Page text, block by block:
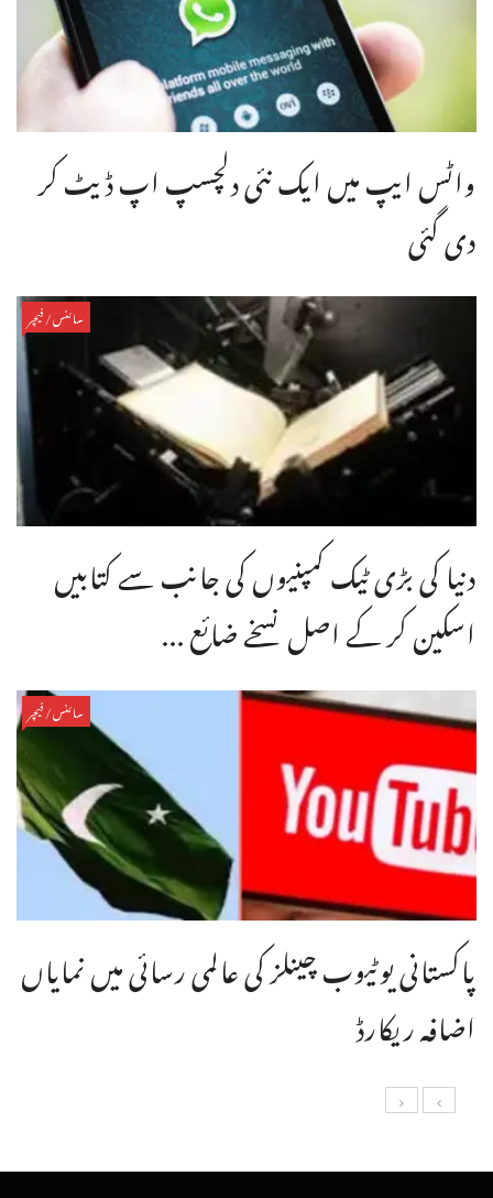
واٹس ایپ میں ایک نئی دلچسپ اپ ڈیٹ کر
دی گئی
سائنس/فیچر
دنیا کی بڑی ٹیک کمپنیوں کی جانب سے کتابیں
اسکین کر کے اصل نسخے ضائع ...
سائنس/فیچر
پاکستانی یوٹیوب چینلز کی عالمی رسائی میں نمایاں
اضافہ ریکارڈ